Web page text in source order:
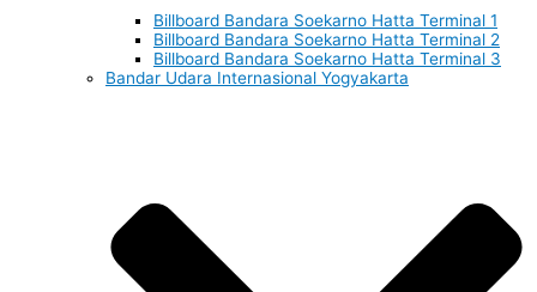
Billboard Bandara Soekarno Hatta Terminal 1
Billboard Bandara Soekarno Hatta Terminal 2
Billboard Bandara Soekarno Hatta Terminal 3
Bandar Udara Internasional Yogyakarta